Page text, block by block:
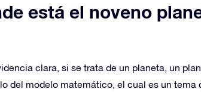
está el noveno
clara, si se trata de un planeta, un
del modelo matemático, el cual es un tema